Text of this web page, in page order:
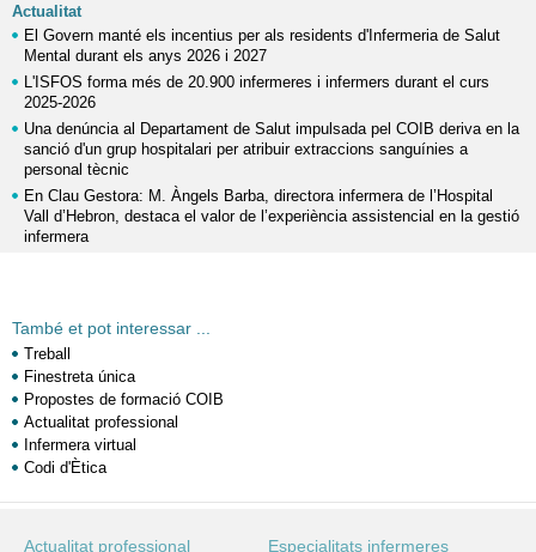
Actualitat
El Govern manté els incentius per als residents d'Infermeria de Salut
Mental durant els anys 2026 i 2027
L'ISFOS forma més de 20.900 infermeres i infermers durant el curs
2025-2026
Una denúncia al Departament de Salut impulsada pel COIB deriva en la
sanció d'un grup hospitalari per atribuir extraccions sanguínies a
personal tècnic
En Clau Gestora: M. Àngels Barba, directora infermera de l’Hospital
Vall d’Hebron, destaca el valor de l’experiència assistencial en la gestió
infermera
També et pot interessar ...
Treball
Finestreta única
Propostes de formació COIB
Actualitat professional
Infermera virtual
Codi d'Ètica
Actualitat professional Especialitats infermeres